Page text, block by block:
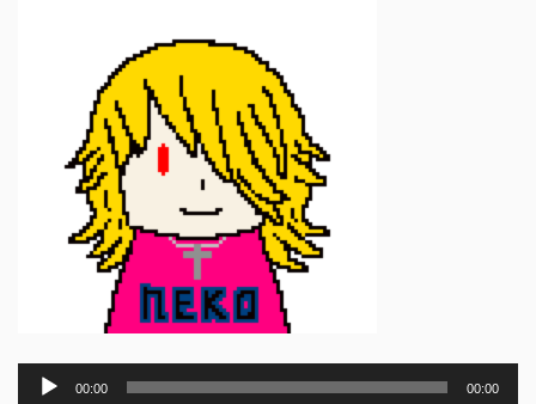
00:00 00:00